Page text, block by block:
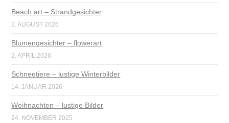
Beach art – Strandgesichter
2. AUGUST 2026
Blumengesichter – flowerart
2. APRIL 2026
Schneetiere – lustige Winterbilder
14. JANUAR 2026
Weihnachten – lustige Bilder
24. NOVEMBER 2025